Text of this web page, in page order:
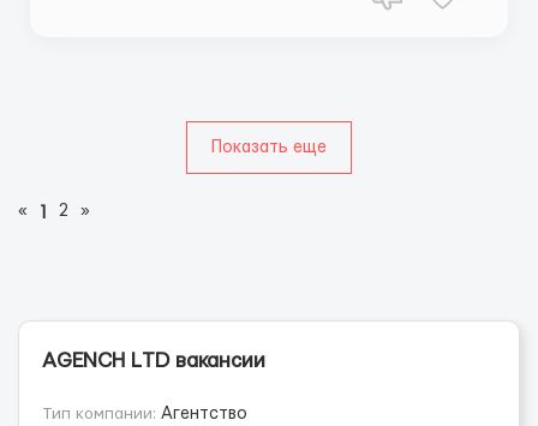
Показать еще
« 2 »
АGENСН LТD вакансии
Тип компании: Агентство